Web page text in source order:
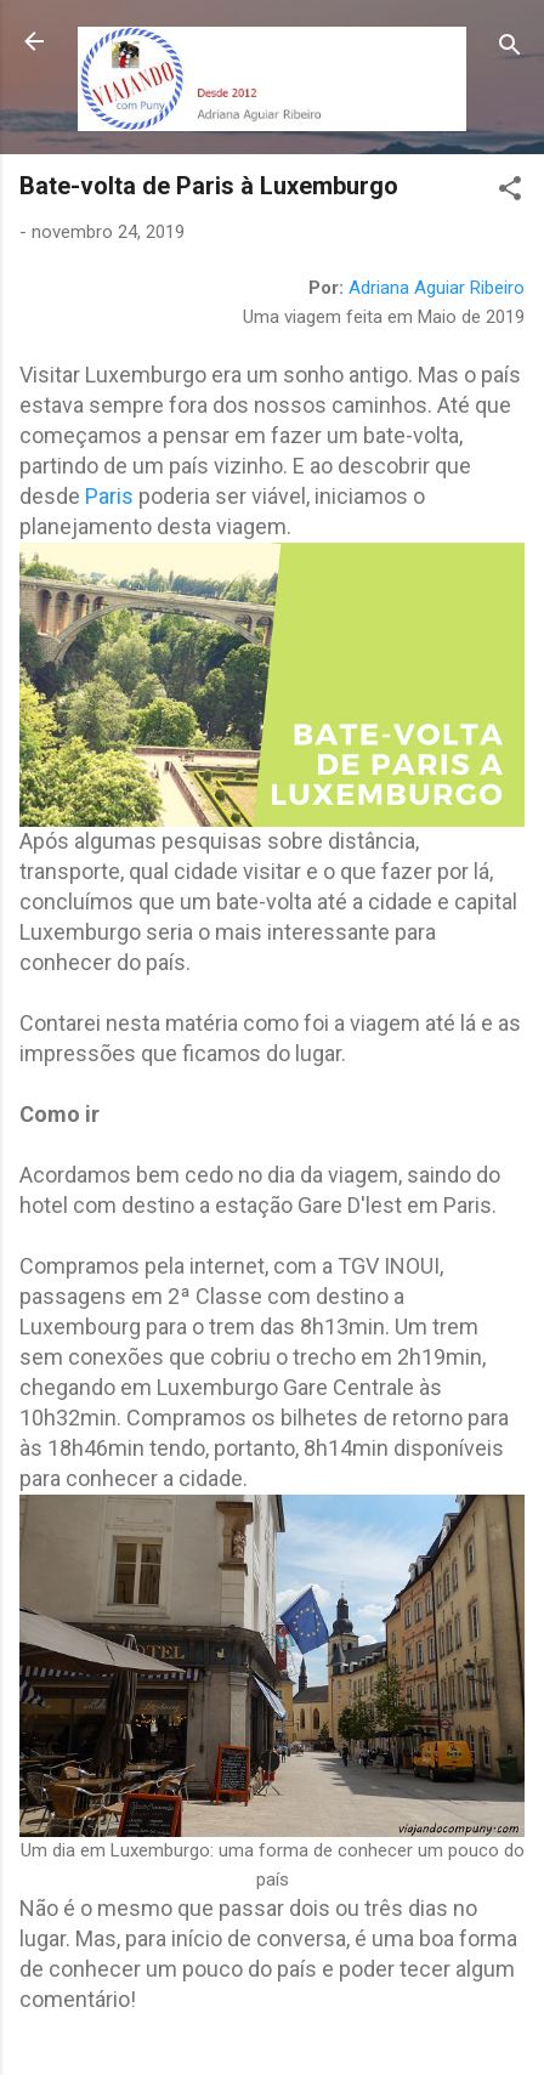
Pular para o conteúdo principal
Bate-volta de Paris à Luxemburgo
- novembro 24, 2019
Por: Adriana Aguiar Ribeiro
Uma viagem feita em Maio de 2019
Visitar Luxemburgo era um sonho antigo. Mas o país
estava sempre fora dos nossos caminhos. Até que
começamos a pensar em fazer um bate-volta,
partindo de um país vizinho. E ao descobrir que
desde Paris poderia ser viável, iniciamos o
planejamento desta viagem.
Após algumas pesquisas sobre distância,
transporte, qual cidade visitar e o que fazer por lá,
concluímos que um bate-volta até a cidade e capital
Luxemburgo seria o mais interessante para
conhecer do país.
Contarei nesta matéria como foi a viagem até lá e as
impressões que ficamos do lugar.
Como ir
Acordamos bem cedo no dia da viagem, saindo do
hotel com destino a estação Gare D'lest em Paris.
Compramos pela internet, com a TGV INOUI,
passagens em 2ª Classe com destino a
Luxembourg para o trem das 8h13min. Um trem
sem conexões que cobriu o trecho em 2h19min,
chegando em Luxemburgo Gare Centrale às
10h32min. Compramos os bilhetes de retorno para
às 18h46min tendo, portanto, 8h14min disponíveis
para conhecer a cidade.
Um dia em Luxemburgo: uma forma de conhecer um pouco do
país
Não é o mesmo que passar dois ou três dias no
lugar. Mas, para início de conversa, é uma boa forma
de conhecer um pouco do país e poder tecer algum
comentário!